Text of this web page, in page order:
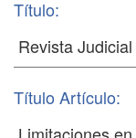
Título:
Título Artículo: